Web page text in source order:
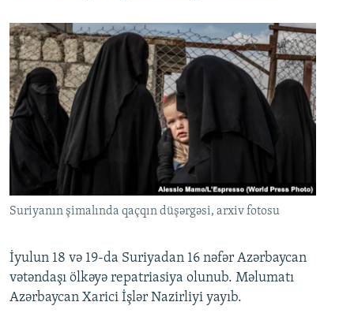
Suriyanın şimalında qaçqın düşərgəsi, arxiv fotosu
İyulun 18 və 19-da Suriyadan 16 nəfər Azərbaycan
vətəndaşı ölkəyə repatriasiya olunub. Məlumatı
Azərbaycan Xarici İşlər Nazirliyi yayıb.